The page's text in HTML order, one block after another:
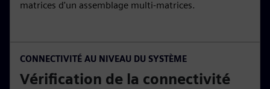
matrices d'un assemblage multi-matrices.
CONNECTIVITÉ AU NIVEAU DU SYSTÈME
Vérification de la connectivité